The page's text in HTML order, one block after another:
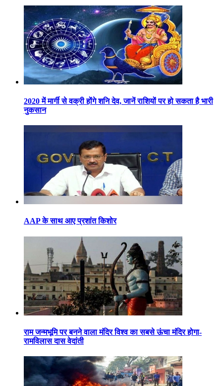
2020 में मार्गी से वक्री होंगे शनि देव, जानें राशियों पर हो सकता है भारी
नुकसान
AAP के साथ आए प्रशांत किशोर
राम जन्मभूमि पर बनने वाला मंदिर विश्व का सबसे ऊंचा मंदिर होगा-
रामविलास दास वेदांती